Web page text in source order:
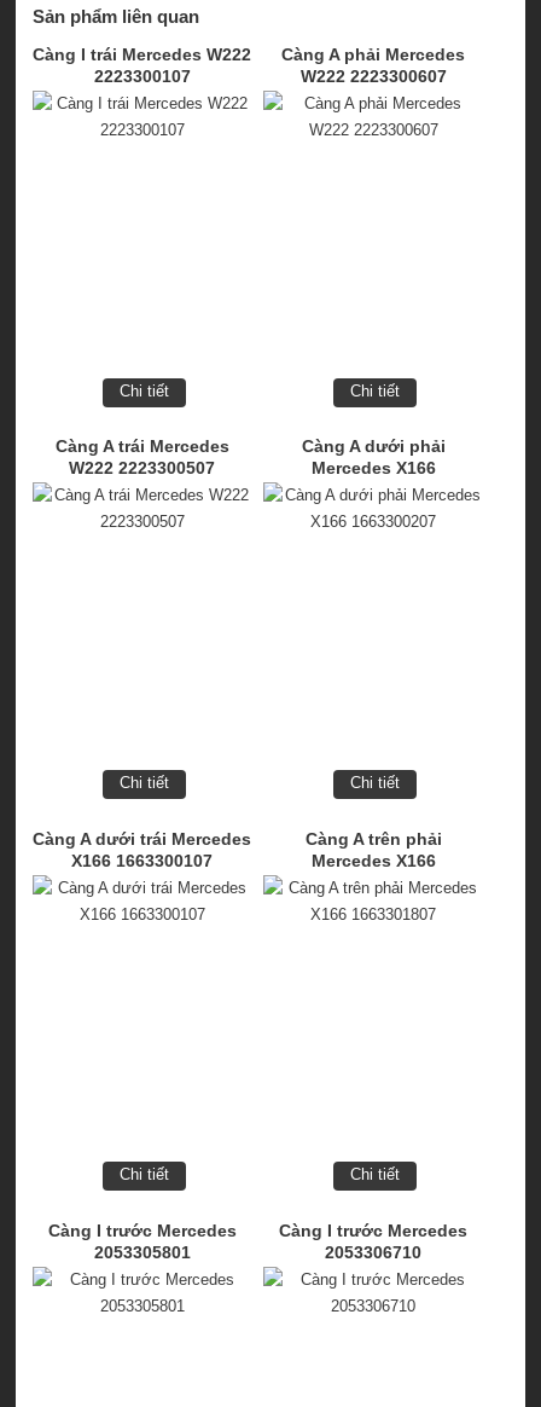
Sản phẩm liên quan
Càng I trái Mercedes W222
2223300107
Chi tiết
Càng A phải Mercedes
W222 2223300607
Chi tiết
Càng A trái Mercedes
W222 2223300507
Chi tiết
Càng A dưới phải
Mercedes X166
1663300207
Chi tiết
Càng A dưới trái Mercedes
X166 1663300107
Chi tiết
Càng A trên phải
Mercedes X166
1663301807
Chi tiết
Càng I trước Mercedes
2053305801
Càng I trước Mercedes
2053306710